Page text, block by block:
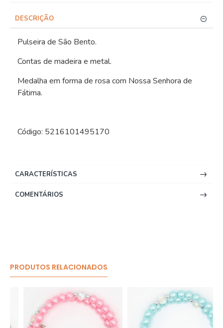
DESCRIÇÃO
Pulseira de São Bento.
Contas de madeira e metal.
Medalha em forma de rosa com Nossa Senhora de
Fátima.
Código: 5216101495170
CARACTERÍSTICAS
COMENTÁRIOS
PRODUTOS RELACIONADOS